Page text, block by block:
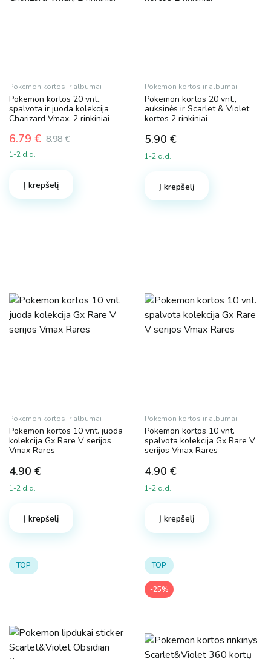
Pokemon kortos ir albumai
Pokemon kortos 20 vnt.,
spalvota ir juoda kolekcija
Charizard Vmax, 2 rinkiniai
8.98€
Original
price
8.98 €.
6.79 €
Current
price
6.79 €.
1-2 d.d.
Į krepšelį
Pokemon kortos ir albumai
Pokemon kortos 20 vnt.,
auksinės ir Scarlet & Violet
kortos 2 rinkiniai
5.90 €
1-2 d.d.
Į krepšelį
Pokemon kortos ir albumai
Pokemon kortos 10 vnt. juoda
kolekcija Gx Rare V serijos
Vmax Rares
4.90 €
1-2 d.d.
Į krepšelį
Pokemon kortos ir albumai
Pokemon kortos 10 vnt.
spalvota kolekcija Gx Rare V
serijos Vmax Rares
4.90 €
1-2 d.d.
Į krepšelį
TOP TOP
-25%